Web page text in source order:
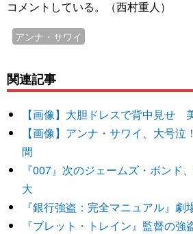
コメントしている。（西村重人）
アンナ・サワイ
関連記事
【画像】大胆ドレスで背中見せ
【画像】アンナ・サワイ、大号
間
『007』次のジェームズ・ボンド
大
『銀行強盗：完全マニュアル』劇
『ブレット・トレイン』監督の